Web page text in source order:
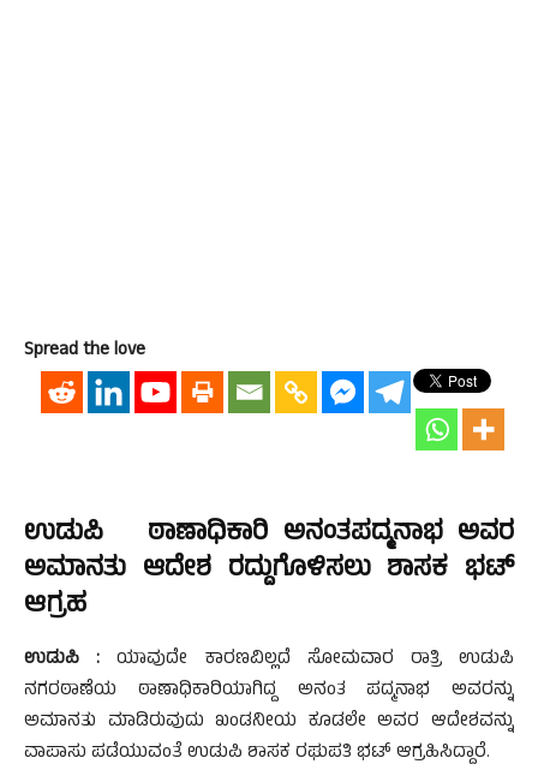
Spread the love
ಉಡುಪಿ ಠಾಣಾಧಿಕಾರಿ ಅನಂತಪದ್ಮನಾಭ ಅವರ
ಅಮಾನತು ಆದೇಶ ರದ್ದುಗೊಳಿಸಲು ಶಾಸಕ ಭಟ್
ಆಗ್ರಹ
ಉಡುಪಿ : ಯಾವುದೇ ಕಾರಣವಿಲ್ಲದೆ ಸೋಮವಾರ ರಾತ್ರಿ ಉಡುಪಿ
ನಗರಠಾಣೆಯ ಠಾಣಾಧಿಕಾರಿಯಾಗಿದ್ದ ಅನಂತ ಪದ್ಮನಾಭ ಅವರನ್ನು
ಅಮಾನತು ಮಾಡಿರುವುದು ಖಂಡನೀಯ ಕೂಡಲೇ ಅವರ ಆದೇಶವನ್ನು
ವಾಪಾಸು ಪಡೆಯುವಂತೆ ಉಡುಪಿ ಶಾಸಕ ರಘುಪತಿ ಭಟ್ ಆಗ್ರಹಿಸಿದ್ದಾರೆ.